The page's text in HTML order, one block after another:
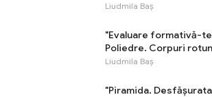
Liudmila Baș
"Evaluare formativă-
Poliedre. Corpuri
Liudmila Baș
"Piramida.